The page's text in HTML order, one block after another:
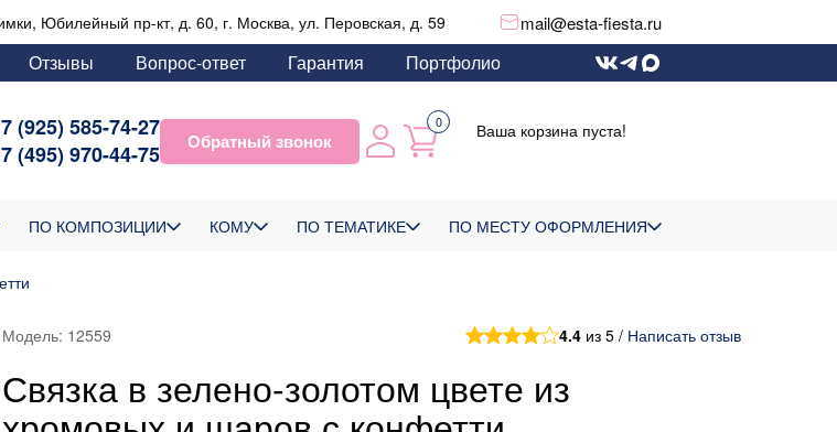
Юбилейный пр-кт, д. 60, г. Москва, ул. Перовская, д. 59 mail@esta-fiesta.ru
Отзывы Вопрос-ответ Гарантия Портфолио
(925) 585-74-27
(495) 970-44-75
Обратный звонок
0 Ваша корзина пуста!
ПО КОМПОЗИЦИИ КОМУ ПО ТЕМАТИКЕ ПО МЕСТУ ОФОРМЛЕНИЯ
Модель: 12559 4.4 из 5 / Написать отзыв
Связка в зелено-золотом цвете из